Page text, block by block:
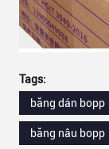
Tags:
băng dán bopp
băng nâu bopp